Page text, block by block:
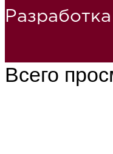
Разработка
Всего